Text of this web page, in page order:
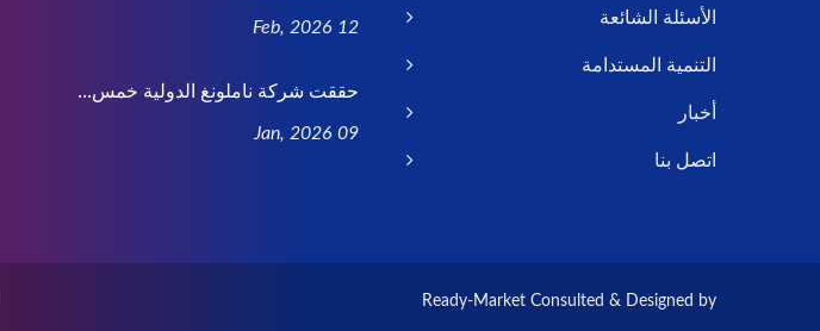
12 Feb, 2026
حققت شركة ناملونغ الدولية خمس...
09 Jan, 2026
الأسئلة الشائعة
التنمية المستدامة
أخبار
اتصل بنا
Consulted & Designed by
Ready-Market